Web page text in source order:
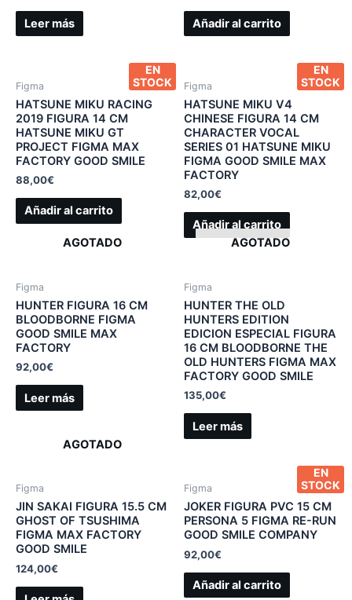
Leer más Añadir al carrito
EN
STOCK
Figma
HATSUNE MIKU RACING
2019 FIGURA 14 CM
HATSUNE MIKU GT
PROJECT FIGMA MAX
FACTORY GOOD SMILE
88,00€
Añadir al carrito
EN
STOCK
Figma
HATSUNE MIKU V4
CHINESE FIGURA 14 CM
CHARACTER VOCAL
SERIES 01 HATSUNE MIKU
FIGMA GOOD SMILE MAX
FACTORY
82,00€
Añadir al carrito
AGOTADO
Figma
HUNTER FIGURA 16 CM
BLOODBORNE FIGMA
GOOD SMILE MAX
FACTORY
92,00€
Leer más
AGOTADO
Figma
HUNTER THE OLD
HUNTERS EDITION
EDICION ESPECIAL FIGURA
16 CM BLOODBORNE THE
OLD HUNTERS FIGMA MAX
FACTORY GOOD SMILE
135,00€
Leer más
AGOTADO
Figma
JIN SAKAI FIGURA 15.5 CM
GHOST OF TSUSHIMA
FIGMA MAX FACTORY
GOOD SMILE
124,00€
EN
STOCK
Figma
JOKER FIGURA PVC 15 CM
PERSONA 5 FIGMA RE-RUN
GOOD SMILE COMPANY
92,00€
Añadir al carrito